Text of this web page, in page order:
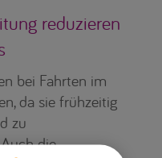
reduzieren
bei Fahrten im
da sie frühzeitig
zu
die